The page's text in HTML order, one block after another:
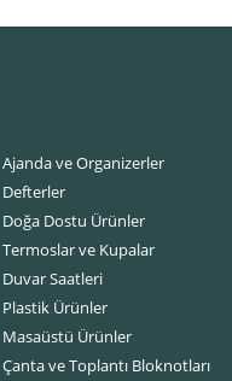
Ajanda ve Organizerler
Defterler
Doğa Dostu Ürünler
Termoslar ve Kupalar
Duvar Saatleri
Plastik Ürünler
Masaüstü Ürünler
Çanta ve Toplantı Bloknotları